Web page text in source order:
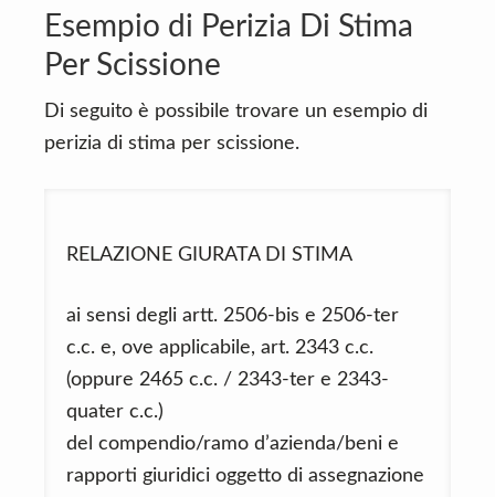
Esempio di Perizia Di Stima
Per Scissione
Di seguito è possibile trovare un esempio di
perizia di stima per scissione.
RELAZIONE GIURATA DI STIMA
ai sensi degli artt. 2506-bis e 2506-ter
c.c. e, ove applicabile, art. 2343 c.c.
(oppure 2465 c.c. / 2343-ter e 2343-
quater c.c.)
del compendio/ramo d’azienda/beni e
rapporti giuridici oggetto di assegnazione